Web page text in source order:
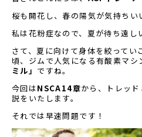
桜も開花し、春の陽気が気持ちい
私は花粉症なので、夏が待ち遠し
さて、夏に向けて身体を絞ってい
頃、ジムで人気になる有酸素マシ
ミル」 ですね。
今回はNSCA14章から、トレッ
説をいたします。
それでは早速問題です！